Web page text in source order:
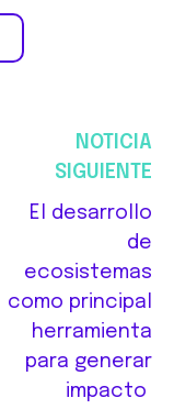
NOTICIA
SIGUIENTE
El desarrollo
de
ecosistemas
como principal
herramienta
para generar
impacto